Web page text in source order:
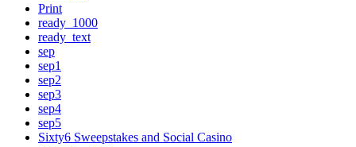
Print
ready_1000
ready_text
sep
sep1
sep2
sep3
sep4
sep5
Sixty6 Sweepstakes and Social Casino